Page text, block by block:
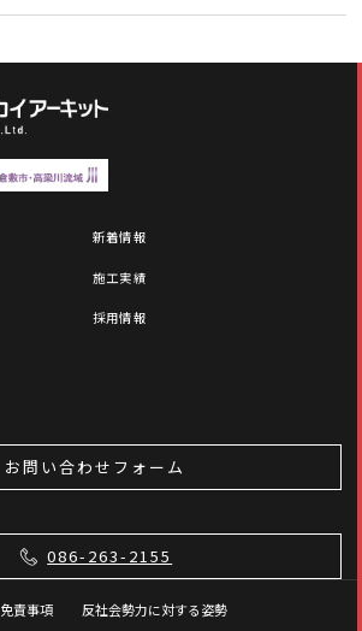
新着情報
施工実績
採用情報
お問い合わせフォーム
086-263-2155
免責事項
反社会勢力に対する姿勢